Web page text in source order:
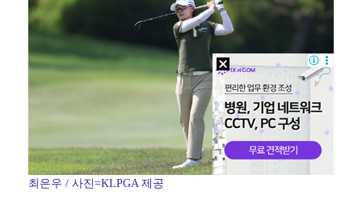
'서명관·야고 연속골' 울산, 동해안 더비서 포항 제압…
최은우 / 사진=KLPGA 제공